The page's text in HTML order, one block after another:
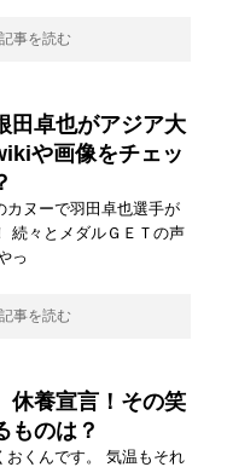
記事を読む
卓也がアジア大
や画像をチェッ
カヌーで羽田卓也選手が
続々とメダルＧＥＴの声
っ
記事を読む
休養宣言！その笑
ものは？
おくんです。 気温もそれ